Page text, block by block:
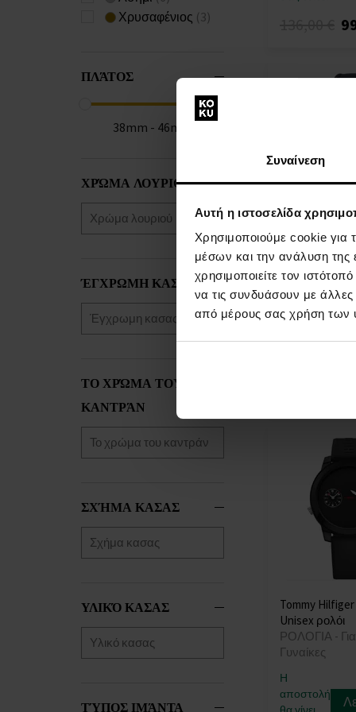
Συναίνεση
Αυτή η ιστοσελίδα
Χρησιμοποιούμε cookie για
μέσων και την ανάλυση της
χρησιμοποιείτε τον
να τις συνδυάσουν με
από μέρους σας χρήση των
Thomas Sabo(+2)
Withings
(+12)
Χρυσαφένιος (3)
ΠΛΆΤΟΣ
38mm - 46mm
ΧΡΏΜΑ ΛΟΥΡΙΟΎ
ΈΓΧΡΩΜΗ ΚΑΣΑΣ
ΤΟ ΧΡΏΜΑ ΤΟΥ
ΚΑΝΤΡΆΝ
ΣΧΉΜΑ ΚΑΣΑΣ
ΥΛΙΚΌ ΚΑΣΑΣ
ΤΎΠΟΣ ΙΜΆΝΤΑ
Tommy Hilfiger
Unisex ρολόι
ΡΟΛΟΓΙΑ -
Γυναίκες
Η
θα γίνει
Tommy Hilfiger
Unisex ρολόι
ΡΟΛΟΓΙΑ -
Γυναίκες
Η
αποστολή